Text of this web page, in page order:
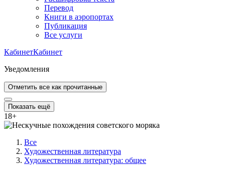
Перевод
Книги в аэропортах
Публикация
Все услуги
КабинетКабинет
Уведомления
Отметить все как прочитанные
Показать ещё
18+
Все
Художественная литература
Художественная литература: общее